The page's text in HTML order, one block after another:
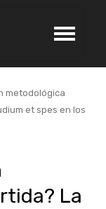
metodológica
et spes en los
La